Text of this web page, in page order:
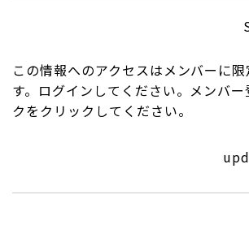
この情報へのアクセスはメンバーに
す。ログインしてください。メンバ
クをクリックしてください。